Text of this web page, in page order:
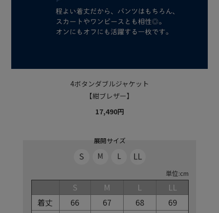
4ボタンダブルジャケット
【紺ブレザー】
17,490円
展開サイズ
単位:cm
S M L
LL
着丈
66 67 68
69